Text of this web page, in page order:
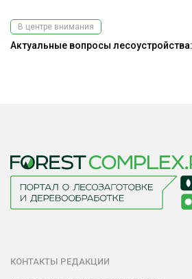
В центре внимания
Актуальные вопросы
КОНТАКТЫ РЕДАКЦИИ